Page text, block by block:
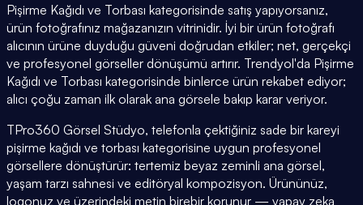
Pişirme Kağıdı ve Torbası kategorisinde satış yapıyorsanız,
ürün fotoğrafınız mağazanızın vitrinidir. İyi bir ürün fotoğrafı
alıcının ürüne duyduğu güveni doğrudan etkiler; net, gerçekçi
ve profesyonel görseller dönüşümü artırır. Trendyol'da Pişirme
Kağıdı ve Torbası kategorisinde binlerce ürün rekabet ediyor;
alıcı çoğu zaman ilk olarak ana görsele bakıp karar veriyor.
TPro360 Görsel Stüdyo, telefonla çektiğiniz sade bir kareyi
pişirme kağıdı ve torbası kategorisine uygun profesyonel
görsellere dönüştürür: tertemiz beyaz zeminli ana görsel,
yaşam tarzı sahnesi ve editöryal kompozisyon. Ürününüz,
logonuz ve üzerindeki metin birebir korunur — yapay zeka